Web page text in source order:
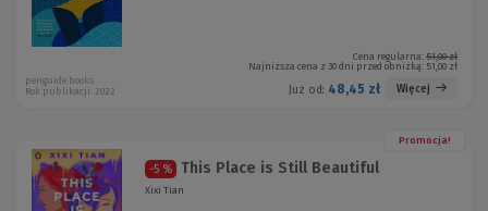
Cena regularna: 51,00 zł
Najniższa cena z 30 dni przed obniżką: 51,00 zł
Już od: 48,45 zł Więcej
penguide books
Rok publikacji: 2022
Promocja!
-5 % This Place is Still Beautiful
Xixi Tian